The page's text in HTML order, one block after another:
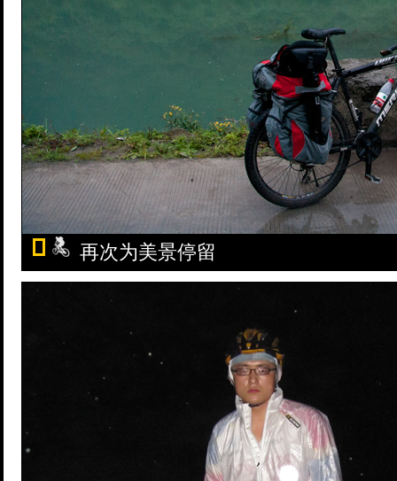
再次为美景停留